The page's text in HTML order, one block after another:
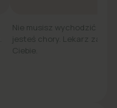
Nie musisz wychodzić z
jesteś chory. Lekarz
Ciebie.